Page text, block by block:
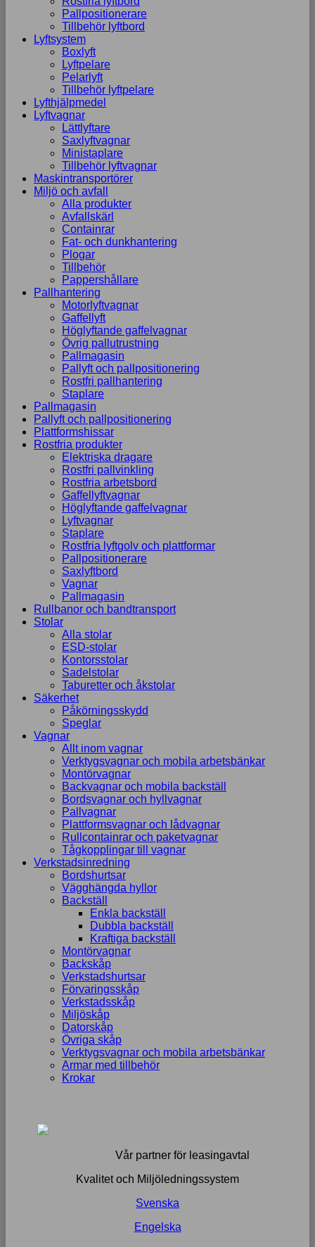
Pallpositionerare
Tillbehör lyftbord
Lyftsystem
Boxlyft
Lyftpelare
Pelarlyft
Tillbehör lyftpelare
Lyfthjälpmedel
Lyftvagnar
Lättlyftare
Saxlyftvagnar
Ministaplare
Tillbehör lyftvagnar
Maskintransportörer
Miljö och avfall
Alla produkter
Avfallskärl
Containrar
Fat- och dunkhantering
Plogar
Tillbehör
Pappershållare
Pallhantering
Motorlyftvagnar
Gaffellyft
Höglyftande gaffelvagnar
Övrig pallutrustning
Pallmagasin
Pallyft och pallpositionering
Rostfri pallhantering
Staplare
Pallmagasin
Pallyft och pallpositionering
Plattformshissar
Rostfria produkter
Elektriska dragare
Rostfri pallvinkling
Rostfria arbetsbord
Gaffellyftvagnar
Höglyftande gaffelvagnar
Lyftvagnar
Staplare
Rostfria lyftgolv och plattformar
Pallpositionerare
Saxlyftbord
Vagnar
Pallmagasin
Rullbanor och bandtransport
Stolar
Alla stolar
ESD-stolar
Kontorsstolar
Sadelstolar
Taburetter och åkstolar
Säkerhet
Påkörningsskydd
Speglar
Vagnar
Allt inom vagnar
Verktygsvagnar och mobila arbetsbänkar
Montörvagnar
Backvagnar och mobila backställ
Bordsvagnar och hyllvagnar
Pallvagnar
Plattformsvagnar och lådvagnar
Rullcontainrar och paketvagnar
Tågkopplingar till vagnar
Verkstadsinredning
Bordshurtsar
Vägghängda hyllor
Backställ
Enkla backställ
Dubbla backställ
Kraftiga backställ
Montörvagnar
Backskåp
Verkstadshurtsar
Förvaringsskåp
Verkstadsskåp
Miljöskåp
Datorskåp
Övriga skåp
Verktygsvagnar och mobila arbetsbänkar
Armar med tillbehör
Krokar
Vår partner för leasingavtal
Kvalitet och Miljöledningssystem
Svenska
Engelska